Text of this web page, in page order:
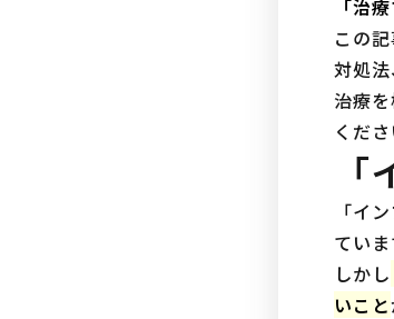
「治
この
対処
治療
くださ
「イ
ていま
しかし
いこと